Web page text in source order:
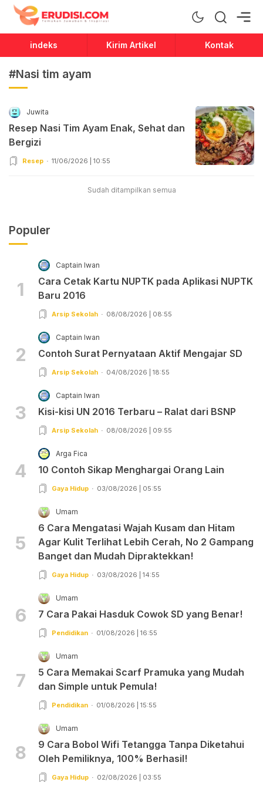
Erudisi
Temukan Jawaban dan Inspirasi
indeks Kirim Artikel Kontak
#Nasi tim ayam
Juwita
Resep Nasi Tim Ayam Enak, Sehat dan
Bergizi
Resep 11/06/2026 | 10:55
Sudah ditampilkan semua
Populer
1
Captain Iwan
Cara Cetak Kartu NUPTK pada Aplikasi NUPTK
Baru 2016
Arsip Sekolah 08/08/2026 | 08:55
2
Captain Iwan
Contoh Surat Pernyataan Aktif Mengajar SD
Arsip Sekolah 04/08/2026 | 18:55
3
Captain Iwan
Kisi-kisi UN 2016 Terbaru – Ralat dari BSNP
Arsip Sekolah 08/08/2026 | 09:55
4
Arga Fica
10 Contoh Sikap Menghargai Orang Lain
Gaya Hidup 03/08/2026 | 05:55
5
Umam
6 Cara Mengatasi Wajah Kusam dan Hitam
Agar Kulit Terlihat Lebih Cerah, No 2 Gampang
Banget dan Mudah Dipraktekkan!
Gaya Hidup 03/08/2026 | 14:55
6
Umam
7 Cara Pakai Hasduk Cowok SD yang Benar!
Pendidikan 01/08/2026 | 16:55
7
Umam
5 Cara Memakai Scarf Pramuka yang Mudah
dan Simple untuk Pemula!
Pendidikan 01/08/2026 | 15:55
8
Umam
9 Cara Bobol Wifi Tetangga Tanpa Diketahui
Oleh Pemiliknya, 100% Berhasil!
Gaya Hidup 02/08/2026 | 03:55